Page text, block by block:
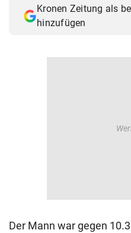
Kronen Zeitung als
hinzufügen
Der Mann war gegen